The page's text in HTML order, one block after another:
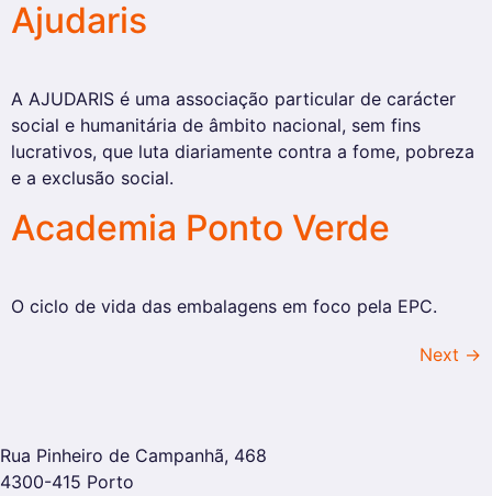
Ajudaris
A AJUDARIS é uma associação particular de carácter
social e humanitária de âmbito nacional, sem fins
lucrativos, que luta diariamente contra a fome, pobreza
e a exclusão social.
Academia Ponto Verde
O ciclo de vida das embalagens em foco pela EPC.
Next →
Rua Pinheiro de Campanhã, 468
4300-415 Porto